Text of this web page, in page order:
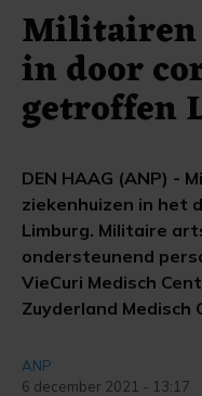
Militairen
in door
getroffen
DEN HAAG (ANP) -
ziekenhuizen in het
Limburg. Militaire
ondersteunend
VieCuri Medisch
Zuyderland Medisch
ANP
6 december 2021 - 13:17